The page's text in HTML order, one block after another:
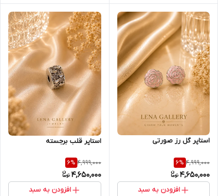
استاپر گل رز صورتی
4,999,000
6%
4,650,000
افزودن به سبد
استاپر قلب برجسته
4,999,000
6%
4,650,000
افزودن به سبد